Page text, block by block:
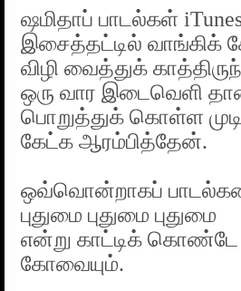
ஷமிதாப் பாடல்கள்
இசைத்தட்டில் வாங்கிக்
விழி வைத்துக்
ஒரு வார இடைவெளி
பொறுத்துக் கொள்ள
கேட்க ஆரம்பித்தேன்.
ஒவ்வொன்றாகப்
புதுமை புதுமை புதுமை
என்று காட்டிக்
கோவையும்.